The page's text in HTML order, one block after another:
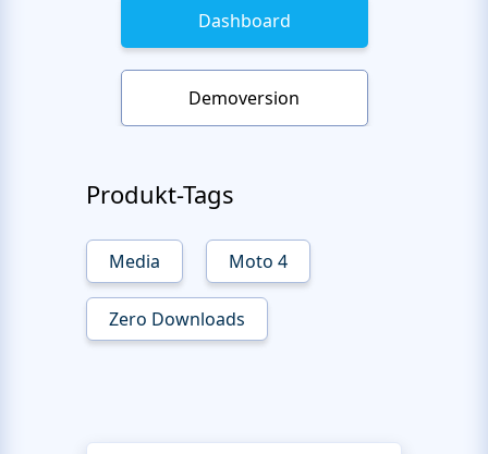
Dashboard
Demoversion
Produkt-Tags
Media Moto 4
Zero Downloads